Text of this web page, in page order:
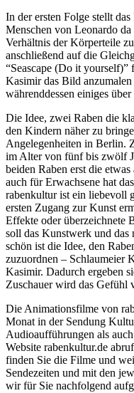
In der ersten Folge stellt
Menschen von Leonardo
Verhältnis der Körperteile
anschließend auf die
“Seascape (Do it yourself)”
Kasimir das Bild
währenddessen einiges
Die Idee, zwei Raben die
den Kindern näher zu
Angelegenheiten in Berlin.
im Alter von fünf bis zwölf
beiden Raben erst die
auch für Erwachsene hat
rabenkultur ist ein liebevoll
ersten Zugang zur Kunst
Effekte oder überzeichnete
soll das Kunstwerk und das
schön ist die Idee, den
zuzuordnen – Schlaumeier
Kasimir. Dadurch ergeben
Zuschauer wird das Gefühl
Die Animationsfilme von
Monat in der Sendung
Audioaufführungen als
Website rabenkultur.de
finden Sie die Filme und
Sendezeiten und mit den
wir für Sie nachfolgend